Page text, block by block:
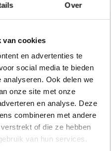
Over
van cookies
en advertenties te
social media te bieden
Ook delen we
onze site met onze
en analyse. Deze
combineren met andere
of die ze hebben
van hun services.
Overwater, CEO of coeo.
an important role in
to grow and prosper. »
take on this new challenge
to help coeo
»